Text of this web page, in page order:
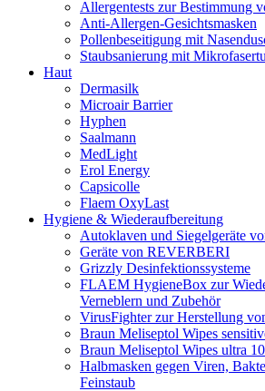
Allergentests zur Bestimmung
Anti-Allergen-Gesichtsmasken
Pollenbeseitigung mit
Staubsanierung mit
Haut
Dermasilk
Microair Barrier
Hyphen
Saalmann
MedLight
Erol Energy
Capsicolle
Flaem OxyLast
Hygiene & Wiederaufbereitung
Autoklaven und Siegelgeräte
Geräte von REVERBERI
Grizzly Desinfektionssysteme
FLAEM HygieneBox zur
Verneblern und Zubehör
VirusFighter zur Herstellung
Braun Meliseptol Wipes
Braun Meliseptol Wipes ultra
Halbmasken gegen Viren,
Feinstaub